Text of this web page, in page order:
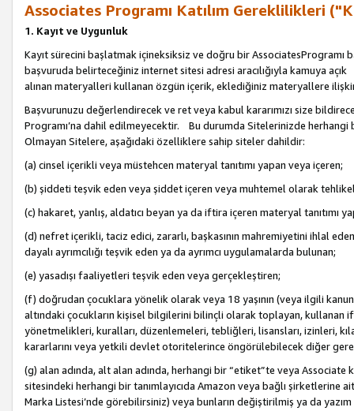
Associates Programı Katılım Gereklilikleri
1. Kayıt ve Uygunluk
Kayıt sürecini başlatmak içineksiksiz ve doğru bir AssociatesProgramı
başvuruda belirteceğiniz internet sitesi adresi aracılığıyla kamuya
alınan materyalleri kullanan özgün içerik, eklediğiniz materyallere
Başvurunuzu değerlendirecek ve ret veya kabul kararımızı size
Programı’na dahil edilmeyecektir. Bu durumda Sitelerinizde herhangi
Olmayan Sitelere, aşağıdaki özelliklere sahip siteler dahildir:
(a) cinsel içerikli veya müstehcen materyal tanıtımı yapan veya içeren;
(b) şiddeti teşvik eden veya şiddet içeren veya muhtemel olarak
(c) hakaret, yanlış, aldatıcı beyan ya da iftira içeren materyal tanıtımı
(d) nefret içerikli, taciz edici, zararlı, başkasının mahremiyetini ihlal
dayalı ayrımcılığı teşvik eden ya da ayrımcı uygulamalarda bulunan;
(e) yasadışı faaliyetleri teşvik eden veya gerçekleştiren;
(f) doğrudan çocuklara yönelik olarak veya 18 yaşının (veya ilgili
altındaki çocukların kişisel bilgilerini bilinçli olarak toplayan, kullanan
yönetmelikleri, kuralları, düzenlemeleri, tebliğleri, lisansları, izinleri,
kararlarını veya yetkili devlet otoritelerince öngörülebilecek diğer
(g) alan adında, alt alan adında, herhangi bir “etiket”te veya
sitesindeki herhangi bir tanımlayıcıda Amazon veya bağlı şirketlerine
Marka Listesi’nde görebilirsiniz) veya bunların değiştirilmiş ya da